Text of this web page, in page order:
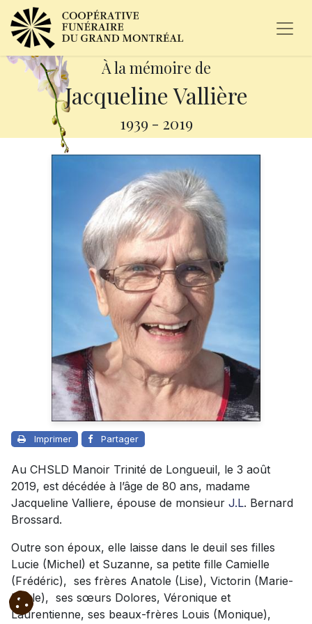
À la mémoire de
Jacqueline Vallière
1939 - 2019
Imprimer Partager
Au CHSLD Manoir Trinité de Longueuil, le 3 août
2019, est décédée à l’âge de 80 ans, madame
Jacqueline Valliere, épouse de monsieur J.L. Bernard
Brossard.
Outre son époux, elle laisse dans le deuil ses filles
Lucie (Michel) et Suzanne, sa petite fille Camielle
(Frédéric), ses frères Anatole (Lise), Victorin (Marie-
Paule), ses sœurs Dolores, Véronique et
Laurentienne, ses beaux-frères Louis (Monique),